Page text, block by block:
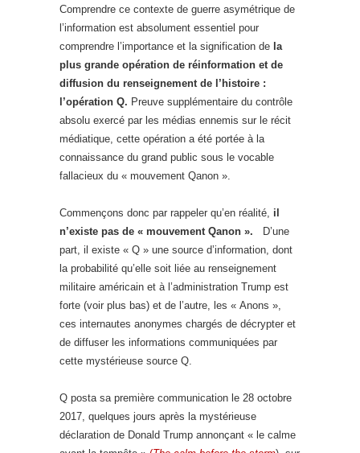
Comprendre ce contexte de guerre asymétrique de
l’information est absolument essentiel pour
comprendre l’importance et la signification de la
plus grande opération de réinformation et de
diffusion du renseignement de l’histoire :
l’opération Q. Preuve supplémentaire du contrôle
absolu exercé par les médias ennemis sur le récit
médiatique, cette opération a été portée à la
connaissance du grand public sous le vocable
fallacieux du « mouvement Qanon ».
Commençons donc par rappeler qu’en réalité, il
n’existe pas de « mouvement Qanon ». D’une
part, il existe « Q » une source d’information, dont
la probabilité qu’elle soit liée au renseignement
militaire américain et à l’administration Trump est
forte (voir plus bas) et de l’autre, les « Anons »,
ces internautes anonymes chargés de décrypter et
de diffuser les informations communiquées par
cette mystérieuse source Q.
Q posta sa première communication le 28 octobre
2017, quelques jours après la mystérieuse
déclaration de Donald Trump annonçant « le calme